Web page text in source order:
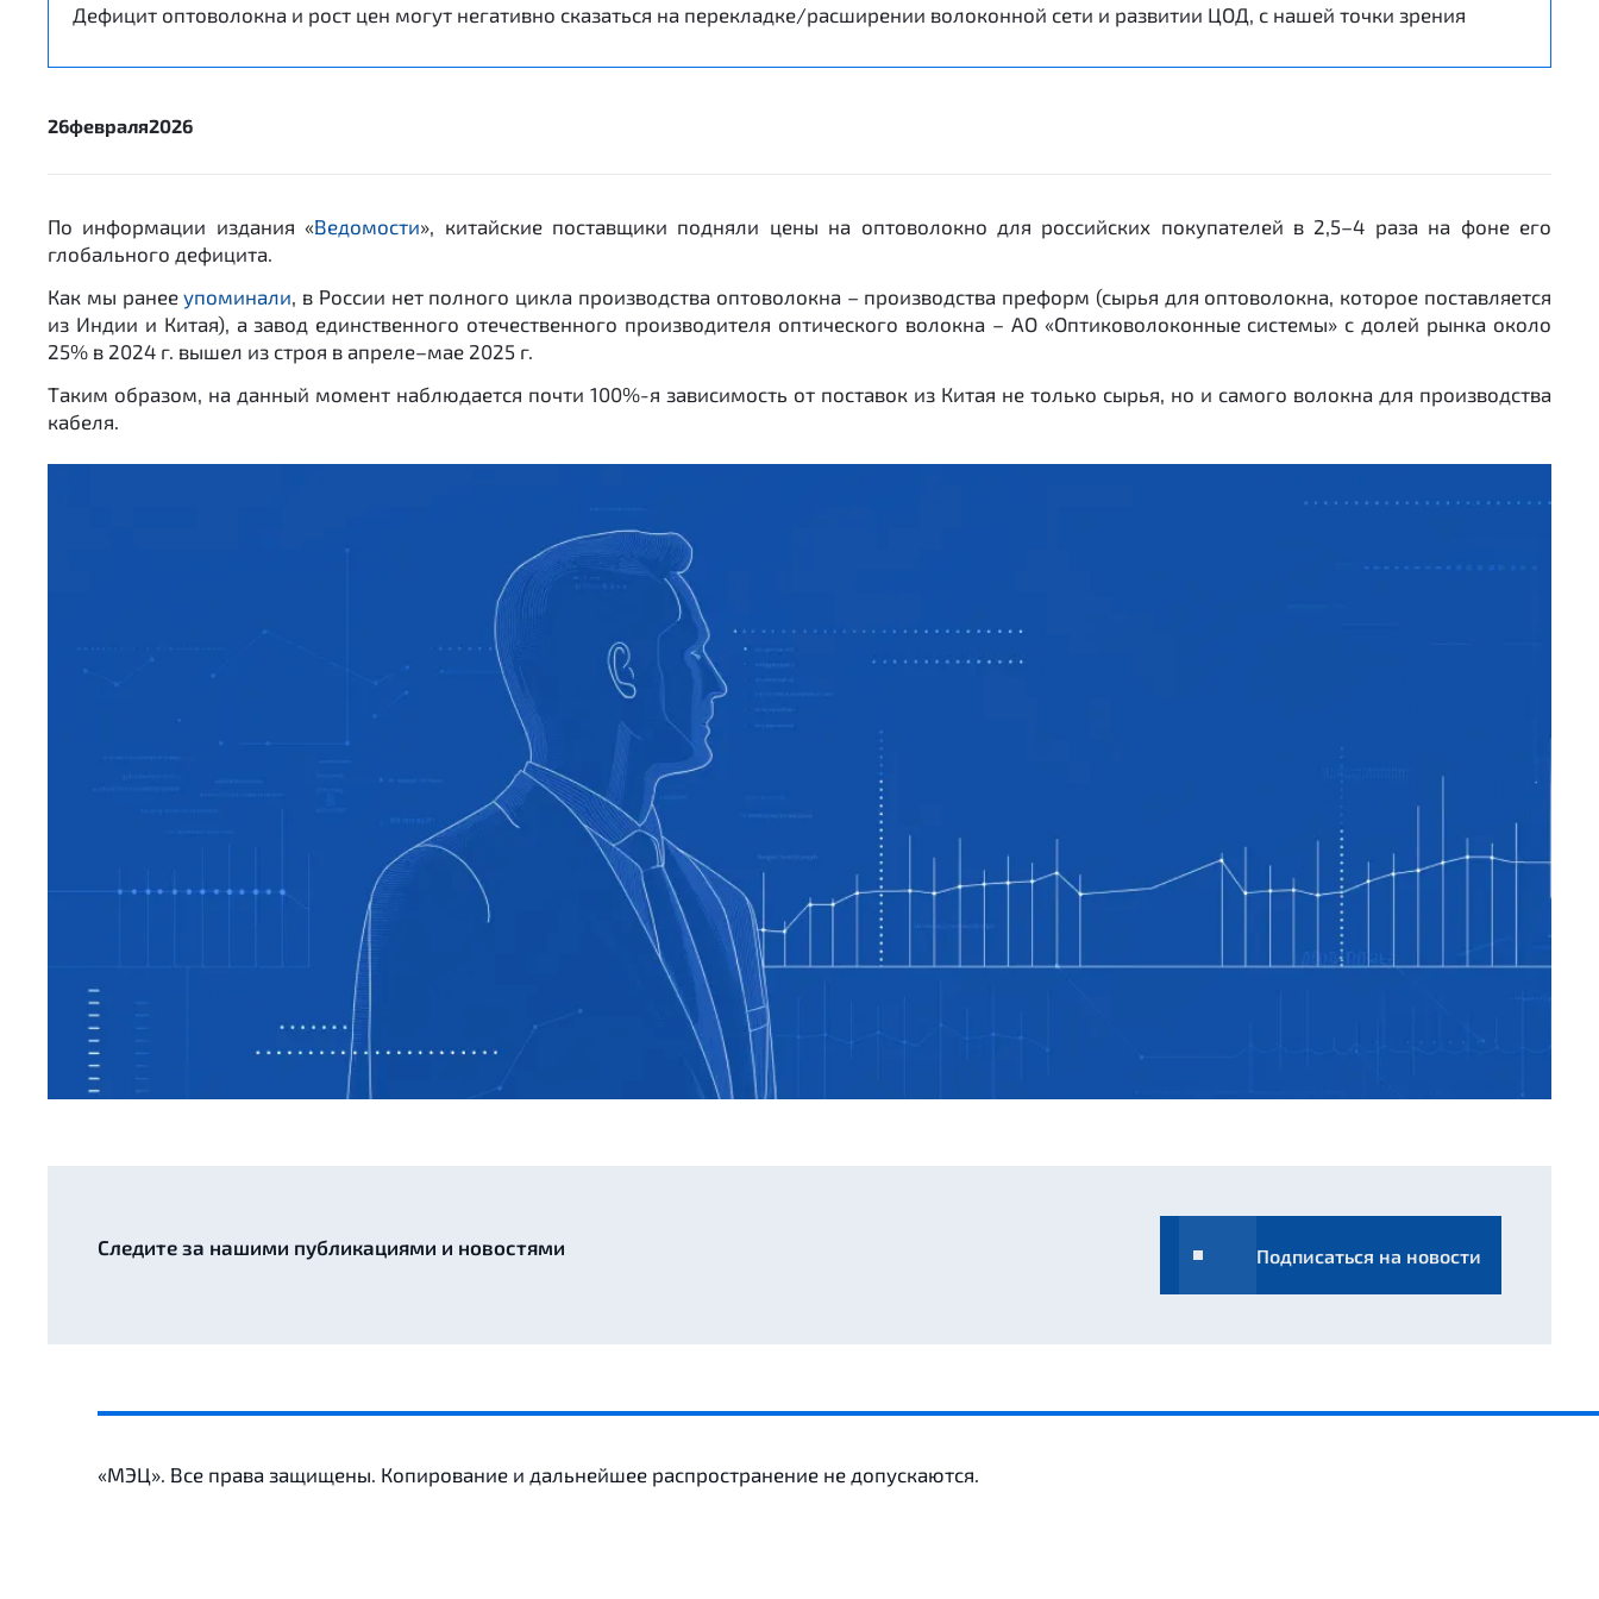
Дефицит оптоволокна и рост цен могут негативно сказаться на перекладке/расширении волоконной сети и развитии ЦОД, с нашей точки зрения
26февраля2026
По информации издания «Ведомости», китайские поставщики подняли цены на оптоволокно для российских покупателей в 2,5–4 раза на фоне его
глобального дефицита.
Как мы ранееупоминали, в России нет полного цикла производства оптоволокна – производства преформ (сырья для оптоволокна, которое поставляется
из Индии и Китая), а завод единственного отечественного производителя оптического волокна – АО «Оптиковолоконные системы» с долей рынка около
25% в 2024 г. вышел из строя в апреле–мае 2025 г.
Таким образом, на данный момент наблюдается почти 100%-я зависимость от поставок из Китая не только сырья, но и самого волокна для производства
кабеля.
Следите за нашими публикациями и новостями Подписаться на новости
«МЭЦ». Все права защищены. Копирование и дальнейшее распространение не допускаются.